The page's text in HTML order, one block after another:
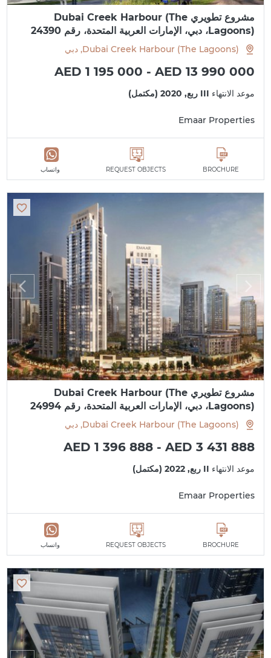
مشروع تطويري Dubai Creek Harbour (The
Lagoons)، دبي، الإمارات العربية المتحدة، رقم 24390
Dubai Creek Harbour (The Lagoons), دبي
AED 1 195 000 - AED 13 990 000
موعد الانتهاء III ربع, 2020 (مكتمل)
Emaar Properties
BROCHURE
REQUEST OBJECTS واتساب
مشروع تطويري Dubai Creek Harbour (The
Lagoons)، دبي، الإمارات العربية المتحدة، رقم 24994
Dubai Creek Harbour (The Lagoons), دبي
AED 1 396 888 - AED 3 431 888
موعد الانتهاء II ربع, 2022 (مكتمل)
Emaar Properties
BROCHURE
REQUEST OBJECTS واتساب